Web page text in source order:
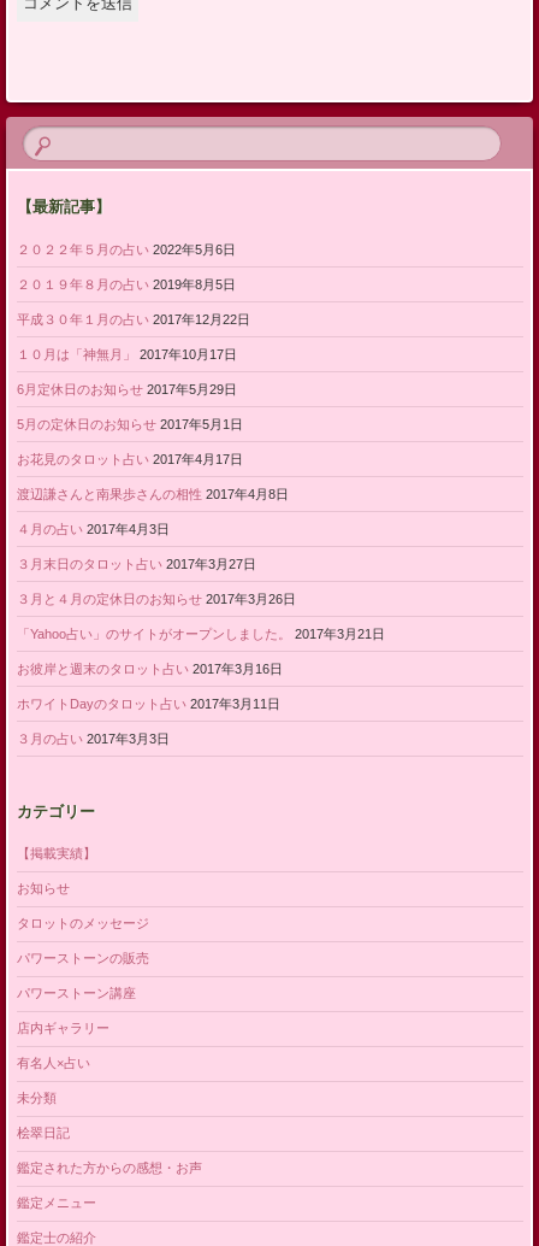
【最新記事】
２０２２年５月の占い 2022年5月6日
２０１９年８月の占い 2019年8月5日
平成３０年１月の占い 2017年12月22日
１０月は「神無月」 2017年10月17日
6月定休日のお知らせ 2017年5月29日
5月の定休日のお知らせ 2017年5月1日
お花見のタロット占い 2017年4月17日
渡辺謙さんと南果歩さんの相性 2017年4月8日
４月の占い 2017年4月3日
３月末日のタロット占い 2017年3月27日
３月と４月の定休日のお知らせ 2017年3月26日
「Yahoo占い」のサイトがオープンしました。 2017年3月21日
お彼岸と週末のタロット占い 2017年3月16日
ホワイトDayのタロット占い 2017年3月11日
３月の占い 2017年3月3日
カテゴリー
【掲載実績】
お知らせ
タロットのメッセージ
パワーストーンの販売
パワーストーン講座
店内ギャラリー
有名人×占い
未分類
桧翠日記
鑑定された方からの感想・お声
鑑定メニュー
鑑定士の紹介